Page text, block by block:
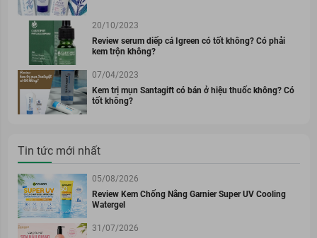
20/10/2023
Review serum diếp cá Igreen có tốt không? Có phải
kem trộn không?
07/04/2023
Kem trị mụn Santagift có bán ở hiệu thuốc không? Có
tốt không?
Tin tức mới nhất
05/08/2026
Review Kem Chống Nắng Garnier Super UV Cooling
Watergel
31/07/2026